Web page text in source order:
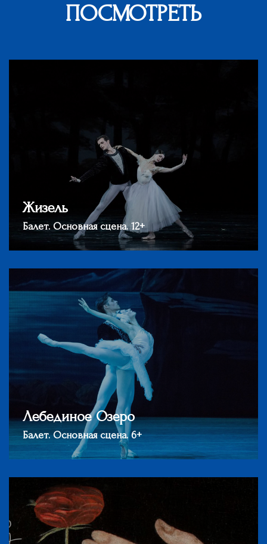
ПОСМОТРЕТЬ
Жизель
Балет. Основная сцена. 12+
Лебединое Озеро
Балет. Основная сцена. 6+